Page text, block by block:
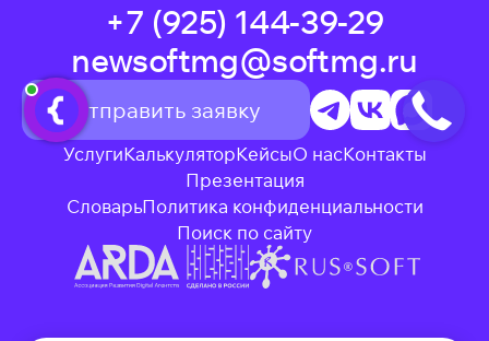
+7 (925) 144-39-29
newsoftmg@softmg.ru
Отправить заявку
УслугиКалькуляторКейсыО насКонтакты
Презентация
Словарь
Поиск по сайту
Политика конфиденциальности